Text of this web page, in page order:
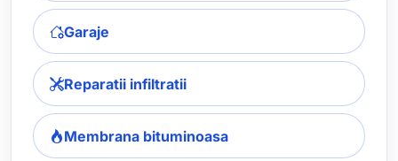
Garaje
Reparatii infiltratii
Membrana bituminoasa